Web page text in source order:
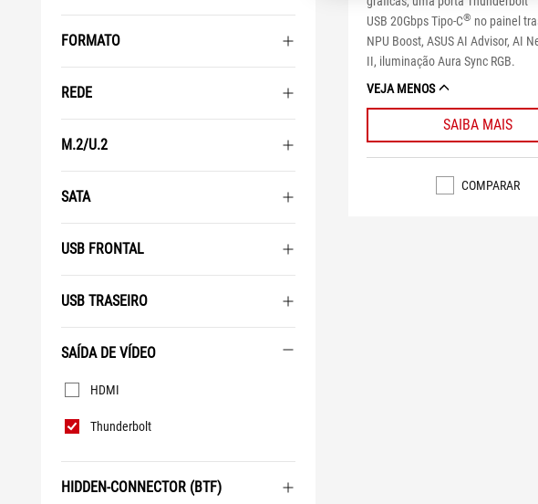
FORMATO
REDE
M.2/U.2
SATA
USB FRONTAL
USB TRASEIRO
SAÍDA DE VÍDEO
Saída
de
HDMI
Thunderbolt
HIDDEN-CONNECTOR (BTF)
USB 20Gbps Tipo-C® no painel
NPU Boost, ASUS AI Advisor, AI
II, iluminação Aura Sync RGB.
VEJA MENOS
SAIBA MAIS
COMPARAR